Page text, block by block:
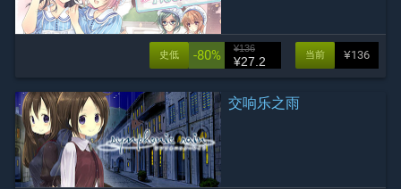
¥136
当前
-80% ¥136
¥27.2
史低
交响乐之雨